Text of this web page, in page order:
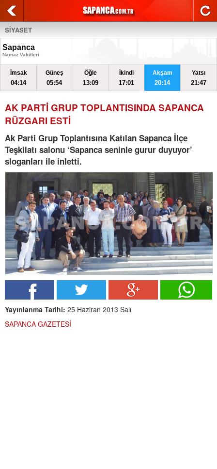
SİYASET
Sapanca
Namaz Vakitleri
İmsak
04:14
Güneş
05:54
Öğle
13:09
İkindi
17:01
Akşam
20:14
Yatsı
21:47
AK PARTİ GRUP TOPLANTISINDA SAPANCA
RÜZGARI ESTİ
Ak Parti Grup Toplantısına Katılan Sapanca İlçe
Teşkilatı salonu ‘Sapanca seninle gurur duyuyor’
sloganları ile inletti.
Yayınlanma Tarihi: 25 Haziran 2013 Salı
SAPANCA GAZETESİ